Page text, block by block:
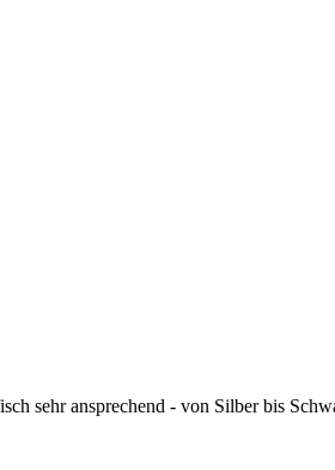
sehr ansprechend - von Silber bis